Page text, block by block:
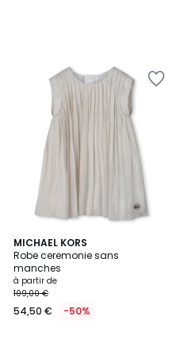
MICHAEL KORS
Robe ceremonie sans
manches
à partir de
109,00 €
54,50 € -50%